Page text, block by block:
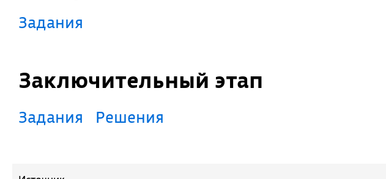
Задания
Заключительный этап
Задания Решения